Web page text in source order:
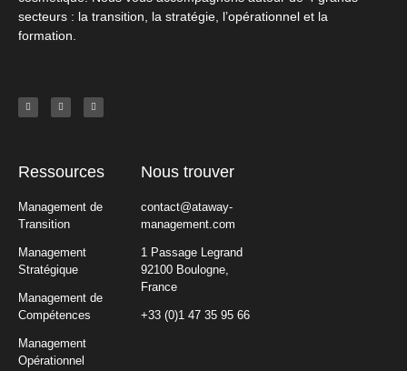
secteurs : la transition, la stratégie, l’opérationnel et la
formation.
Ressources
Management de
Transition
Management
Stratégique
Management de
Compétences
Management
Opérationnel
Nous trouver
contact@ataway-
management.com
1 Passage Legrand
92100 Boulogne,
France
+33 (0)1 47 35 95 66